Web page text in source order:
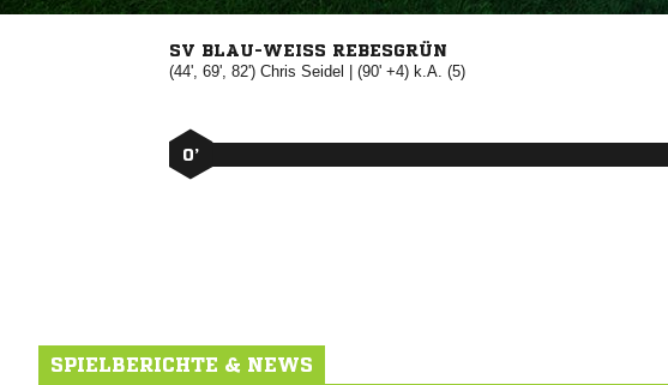
SV BLAU-WEISS REBESGRÜN
(44', 69', 82')   | (90' +4) k.A. (5)
0’
SPIELBERICHTE & NEWS